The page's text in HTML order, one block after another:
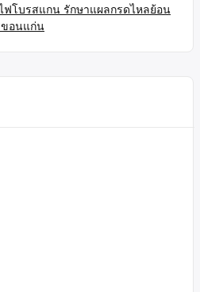
โบรสแกน รักษาแผลกรดไหลย้อน
ขอนแก่น